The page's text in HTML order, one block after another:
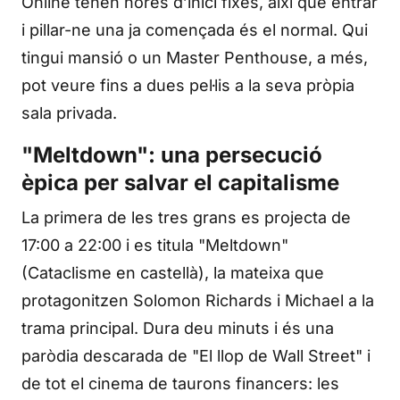
i pillar-ne una ja començada és el normal. Qui
tingui mansió o un Master Penthouse, a més,
pot veure fins a dues pel·lis a la seva pròpia
sala privada.
"Meltdown": una persecució
èpica per salvar el capitalisme
La primera de les tres grans es projecta de
17:00 a 22:00 i es titula "Meltdown"
(Cataclisme en castellà), la mateixa que
protagonitzen Solomon Richards i Michael a la
trama principal. Dura deu minuts i és una
paròdia descarada de "El llop de Wall Street" i
de tot el cinema de taurons financers: les